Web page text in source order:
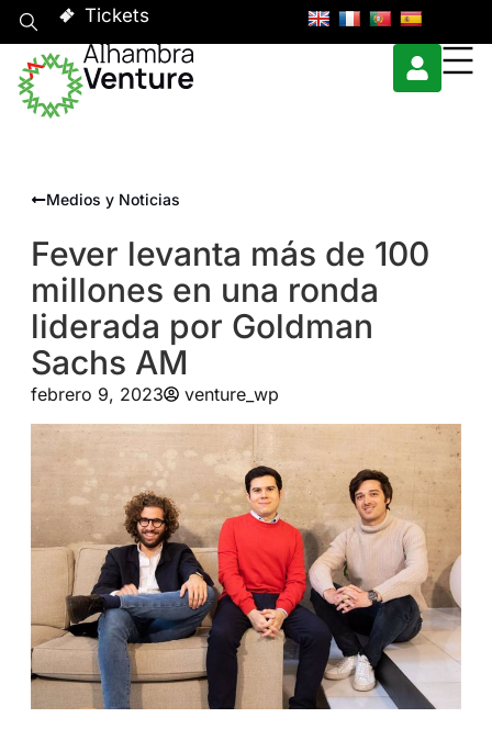
Tickets
Medios y Noticias
Fever levanta más de 100
millones en una ronda
liderada por Goldman
Sachs AM
febrero 9, 2023 venture_wp